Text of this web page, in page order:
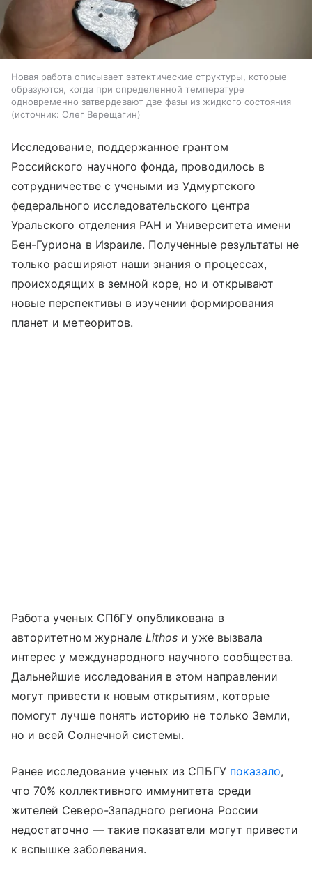
Новая работа описывает эвтектические структуры, которые
образуются, когда при определенной температуре
одновременно затвердевают две фазы из жидкого состояния
источник: Олег Верещагин
Исследование, поддержанное грантом
Российского научного фонда, проводилось в
сотрудничестве с учеными из Удмуртского
федерального исследовательского центра
Уральского отделения РАН и Университета имени
Бен-Гуриона в Израиле. Полученные результаты не
только расширяют наши знания о процессах,
происходящих в земной коре, но и открывают
новые перспективы в изучении формирования
планет и метеоритов.
Работа ученых СПбГУ опубликована в
авторитетном журнале Lithos и уже вызвала
интерес у международного научного сообщества.
Дальнейшие исследования в этом направлении
могут привести к новым открытиям, которые
помогут лучше понять историю не только Земли,
но и всей Солнечной системы.
Ранее исследование ученых из СПБГУ показало,
что 70% коллективного иммунитета среди
жителей Северо-Западного региона России
недостаточно — такие показатели могут привести
к вспышке заболевания.